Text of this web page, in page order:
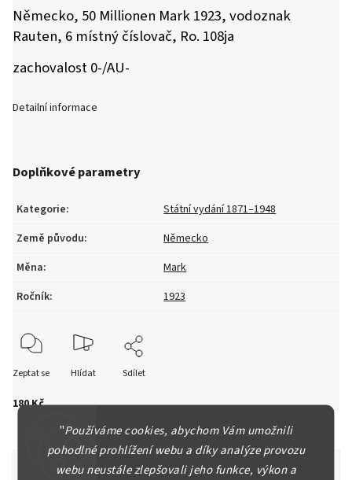
"Používáme cookies, abychom Vám umožnili
pohodlné prohlížení webu a díky analýze provozu
webu neustále zlepšovali jeho funkce, výkon a
180 Kč
Německo, 50 Millionen Mark 1923, vodoznak
Rauten, 6 místný číslovač, Ro. 108ja
zachovalost 0-/AU-
Detailní informace
Doplňkové parametry
Kategorie:
Státní vydání 1871–1948
Země původu:
Německo
Měna:
Mark
Ročník: 1923
Zeptat se Hlídat Sdílet